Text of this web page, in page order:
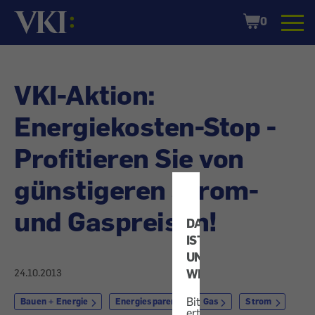
DATENSCHUTZ
IST
UNS
WICHTIG!
Bitte
Startseite
Shopping
Cart
0
VKI-Aktion:
Energiekosten-Stop -
Profitieren Sie von
günstigeren Strom-
und Gaspreisen!
24.10.2013
Bauen + Energie Energiesparen Gas Strom